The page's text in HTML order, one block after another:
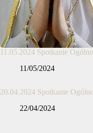
11.05.2024 Spotkanie
11/05/2024
20.04.2024 Spotkanie
22/04/2024